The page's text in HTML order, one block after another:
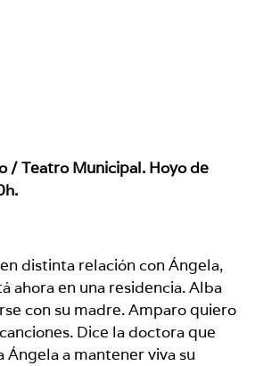
/ Teatro Municipal. Hoyo de
distinta relación con Ángela,
ahora en una residencia. Alba
con su madre. Amparo quiero
Dice la doctora que
Ángela a mantener viva su